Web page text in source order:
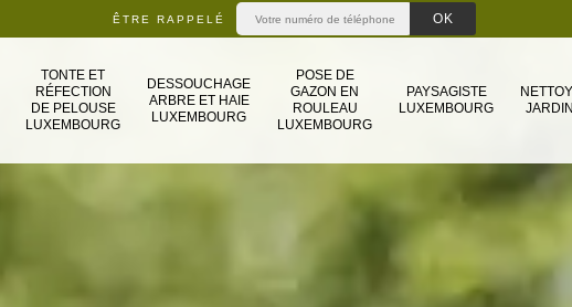
ÊTRE RAPPELÉ
TONTE ET
RÉFECTION
DE PELOUSE
LUXEMBOURG
DESSOUCHAGE
ARBRE ET HAIE
LUXEMBOURG
POSE DE
GAZON EN
ROULEAU
LUXEMBOURG
PAYSAGISTE
LUXEMBOURG